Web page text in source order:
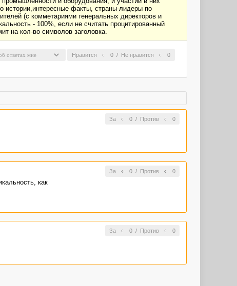
истории,интересные факты, страны-лидеры по
(с комметариями генеральных директоров и
- 100%, если не считать процитированный
на кол-во символов заголовка.
Нравится 0 / Не нравится 0
За 0/ Против 0
За 0/ Против 0
как
За 0/ Против 0